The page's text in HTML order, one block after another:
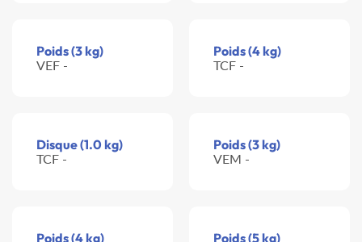
Poids (3 kg)
VEF -
Poids (4 kg)
TCF -
Disque (1.0 kg)
TCF -
Poids (3 kg)
VEM -
Poids (4 kg) Poids (5 kg)